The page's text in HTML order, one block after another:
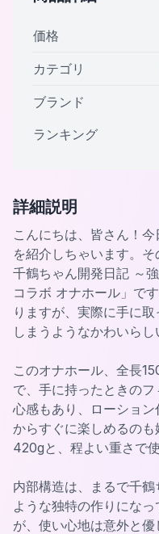
価格
カテゴリ
ブランド
ランキング
詳細説明
こんにちは、皆さん！
を紹介しちゃいます。
千鶴ちゃん開発日記 ～
コラボ オナホール」で
りますが、実際に手に
しまうようなかわいらし
このオナホール、全長
で、手に持ったときの
心感もあり、ローショ
からすぐに楽しめるの
420gと、程よい重さで
内部構造は、まるで千
ような独特の作りにな
が、使い心地は意外と